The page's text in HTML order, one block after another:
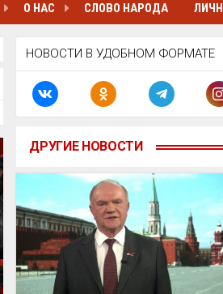
О НАС СЛОВО НАРОДА
НОВОСТИ В УДОБНОМ ФОРМАТЕ
ДРУГИЕ НОВОСТИ